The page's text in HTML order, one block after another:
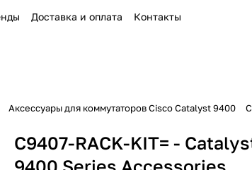
Доставка и оплата Контакты
Аксессуары для коммутаторов Cisco Catalyst 9400
C9407-RACK-KIT= -